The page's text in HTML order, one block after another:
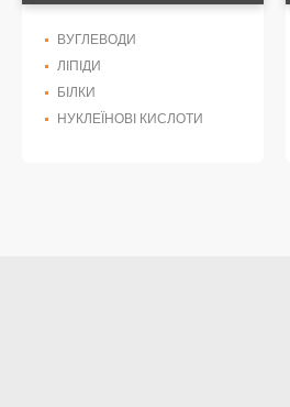
ВУГЛЕВОДИ
ЛІПІДИ
БІЛКИ
НУКЛЕЇНОВІ КИСЛОТИ